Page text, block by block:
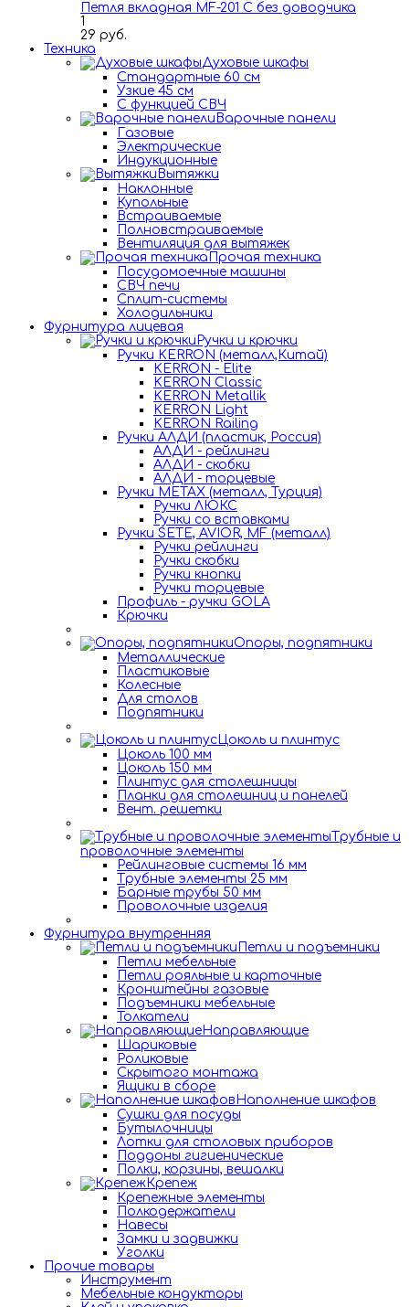
Петля вкладная MF-201 C без доводчика
1
29 руб.
Техника
Духовые шкафы
Стандартные 60 см
Узкие 45 см
С функцией СВЧ
Варочные панели
Газовые
Электрические
Индукционные
Вытяжки
Наклонные
Купольные
Встраиваемые
Полновстраиваемые
Вентиляция для вытяжек
Прочая техника
Посудомоечные машины
СВЧ печи
Сплит-системы
Холодильники
Фурнитура лицевая
Ручки и крючки
Ручки KERRON (металл,Китай)
KERRON - Elite
KERRON Classic
KERRON Metallik
KERRON Light
KERRON Railing
Ручки АЛДИ (пластик, Россия)
АЛДИ - рейлинги
АЛДИ - скобки
АЛДИ - торцевые
Ручки METAX (металл, Турция)
Ручки ЛЮКС
Ручки со вставками
Ручки SETE, AVIOR, MF (металл)
Ручки рейлинги
Ручки скобки
Ручки кнопки
Ручки торцевые
Профиль - ручки GOLA
Крючки
Опоры, подпятники
Металлические
Пластиковые
Колесные
Для столов
Подпятники
Цоколь и плинтус
Цоколь 100 мм
Цоколь 150 мм
Плинтус для столешницы
Планки для столешниц и панелей
Вент. решетки
Трубные и
проволочные элементы
Рейлинговые системы 16 мм
Трубные элементы 25 мм
Барные трубы 50 мм
Проволочные изделия
Фурнитура внутренняя
Петли и подъемники
Петли мебельные
Петли рояльные и карточные
Кронштейны газовые
Подъемники мебельные
Толкатели
Направляющие
Шариковые
Роликовые
Скрытого монтажа
Ящики в сборе
Наполнение шкафов
Сушки для посуды
Бутылочницы
Лотки для столовых приборов
Поддоны гигиенические
Полки, корзины, вешалки
Крепеж
Крепежные элементы
Полкодержатели
Навесы
Замки и задвижки
Уголки
Прочие товары
Инструмент
Мебельные кондукторы